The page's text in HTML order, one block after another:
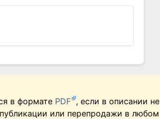
в формате PDF , если в описании не
или перепродажи в любом